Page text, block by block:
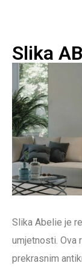
Slika
Slika Abelie je
umjetnosti. Ova
prekrasnim